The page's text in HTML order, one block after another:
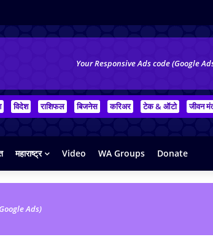
Your Responsive Ads code (Google
विदेश राशिफल बिजनेस करिअर टेक & ऑटो जीवन
महाराष्ट्र Video WA Groups Donate
Ads)